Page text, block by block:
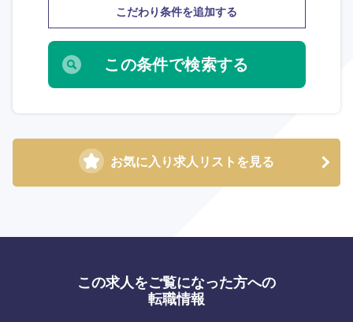
こだわり条件を追加する
お気に入り求人リストを見る
沖縄県
この求人をご覧になった方への
転職情報